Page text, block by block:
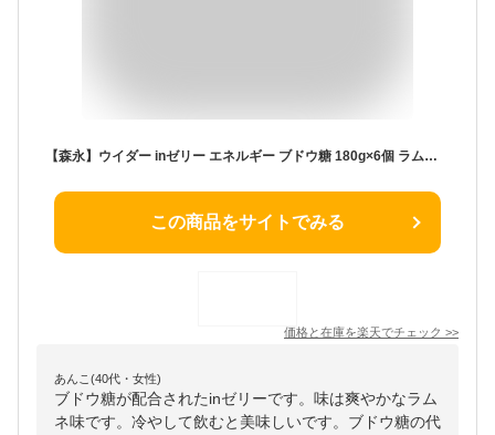
【森永】ウイダー inゼリー エネルギー ブドウ糖 180g×6個 ラムネ味 サプリ サプリメント スポーツ ランニング 熱中症 熱中症対策 熱中症対策グッズ ウイダーinゼリー ウイダーインゼリー ウィダーinゼリー ウィダーインゼリー まとめ買い
この商品をサイトでみる
価格と在庫を楽天でチェック >>
あんこ(40代・女性)
ブドウ糖が配合されたinゼリーです。味は爽やかなラム
ネ味です。冷やして飲むと美味しいです。ブドウ糖の代